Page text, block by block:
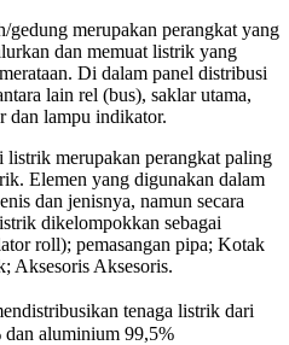
gedung merupakan perangkat yang
dan memuat listrik yang
Di dalam panel distribusi
lain rel (bus), saklar utama,
dan lampu indikator.
listrik merupakan perangkat paling
Elemen yang digunakan dalam
dan jenisnya, namun secara
dikelompokkan sebagai
roll); pemasangan pipa; Kotak
Aksesoris Aksesoris.
tenaga listrik dari
aluminium 99,5%